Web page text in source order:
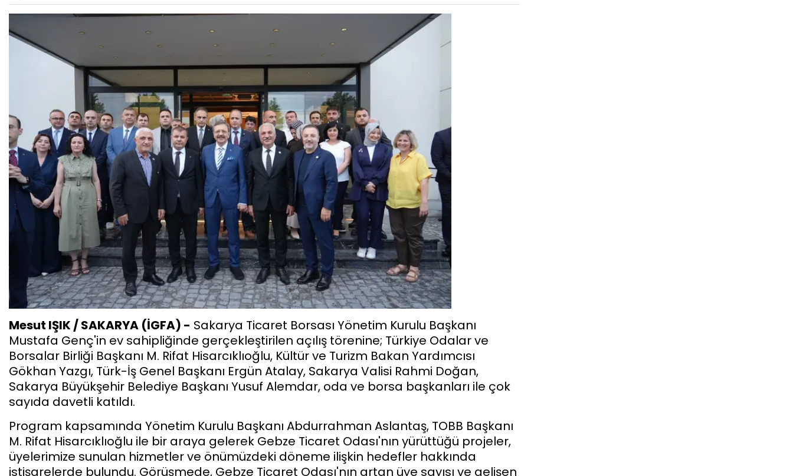
Mesut IŞIK / SAKARYA (İGFA) - Sakarya Ticaret Borsası Yönetim Kurulu Başkanı
Mustafa Genç'in ev sahipliğinde gerçekleştirilen açılış törenine; Türkiye Odalar ve
Borsalar Birliği Başkanı M. Rifat Hisarcıklıoğlu, Kültür ve Turizm Bakan Yardımcısı
Gökhan Yazgı, Türk-İş Genel Başkanı Ergün Atalay, Sakarya Valisi Rahmi Doğan,
Sakarya Büyükşehir Belediye Başkanı Yusuf Alemdar, oda ve borsa başkanları ile çok
sayıda davetli katıldı.
Program kapsamında Yönetim Kurulu Başkanı Abdurrahman Aslantaş, TOBB Başkanı
M. Rifat Hisarcıklıoğlu ile bir araya gelerek Gebze Ticaret Odası'nın yürüttüğü projeler,
üyelerimize sunulan hizmetler ve önümüzdeki döneme ilişkin hedefler hakkında
istişarelerde bulundu. Görüşmede, Gebze Ticaret Odası'nın artan üye sayısı ve gelişen